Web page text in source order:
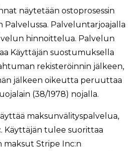
näytetään ostoprosessin
Palvelussa. Palveluntarjoajalla
hinnoittelua. Palvelun
Käyttäjän suostumuksella
rekisteröinnin jälkeen,
jälkeen oikeutta peruuttaa
(38/1978) nojalla.
maksunvälityspalvelua,
Käyttäjän tulee suorittaa
Stripe Inc:n